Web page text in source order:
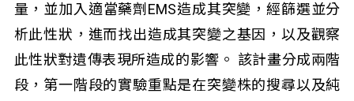
量，並加入適當藥劑EMS造成其突變，經篩選並分
析此性狀，進而找出造成其突變之基因，以及觀察
此性狀對遺傳表現所造成的影響。 該計畫分成兩階
段，第一階段的實驗重點是在突變株的搜尋以及純